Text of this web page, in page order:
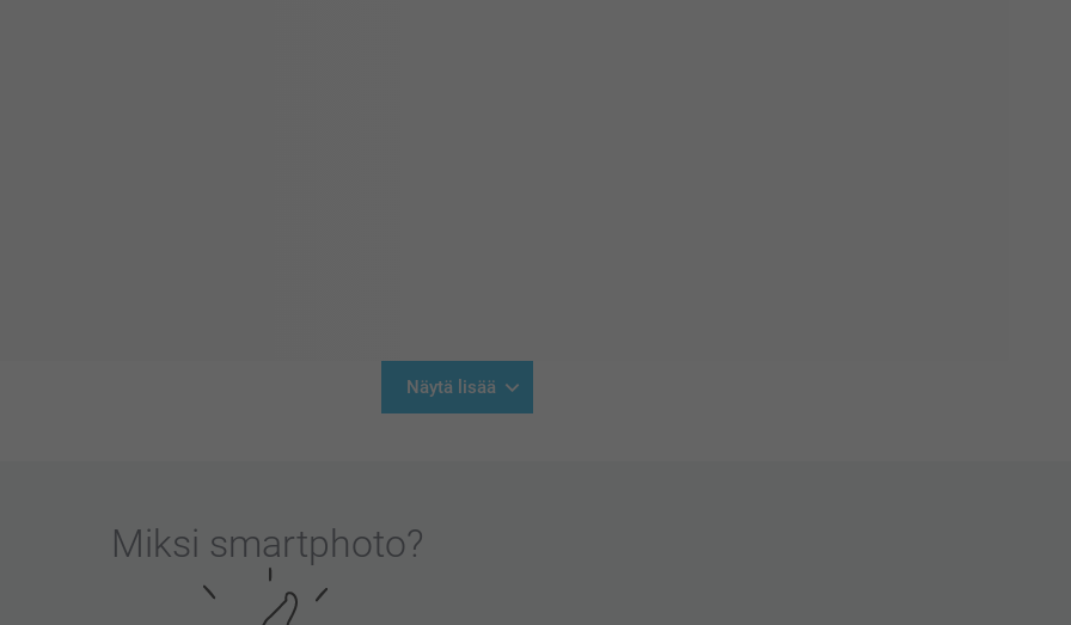
Näytä lisää
Miksi smartphoto?